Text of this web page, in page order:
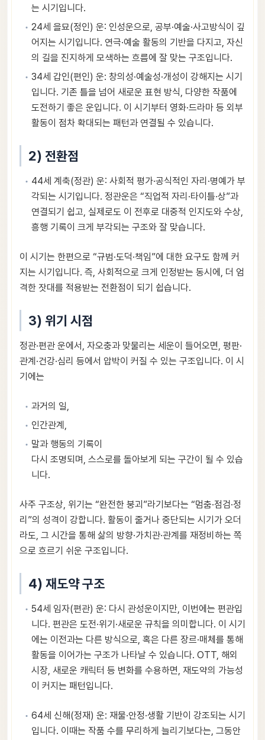
는 시기입니다.
24세 을묘(정인) 운: 인성운으로, 공부·예술·사고방식이 깊
어지는 시기입니다. 연극·예술 활동의 기반을 다지고, 자신
의 길을 진지하게 모색하는 흐름에 잘 맞는 구조입니다.
34세 갑인(편인) 운: 창의성·예술성·개성이 강해지는 시기
입니다. 기존 틀을 넘어 새로운 표현 방식, 다양한 작품에
도전하기 좋은 운입니다. 이 시기부터 영화·드라마 등 외부
활동이 점차 확대되는 패턴과 연결될 수 있습니다.
2) 전환점
44세 계축(정관) 운: 사회적 평가·공식적인 자리·명예가 부
각되는 시기입니다. 정관운은 “직업적 자리·타이틀·상”과
연결되기 쉽고, 실제로도 이 전후로 대중적 인지도와 수상,
흥행 기록이 크게 부각되는 구조와 잘 맞습니다.
이 시기는 한편으로 “규범·도덕·책임”에 대한 요구도 함께 커
지는 시기입니다. 즉, 사회적으로 크게 인정받는 동시에, 더 엄
격한 잣대를 적용받는 전환점이 되기 쉽습니다.
3) 위기 시점
정관·편관 운에서, 자오충과 맞물리는 세운이 들어오면, 평판·
관계·건강·심리 등에서 압박이 커질 수 있는 구조입니다. 이 시
기에는
과거의 일,
인간관계,
말과 행동의 기록이
다시 조명되며, 스스로를 돌아보게 되는 구간이 될 수 있습
니다.
사주 구조상, 위기는 “완전한 붕괴”라기보다는 “멈춤·점검·정
리”의 성격이 강합니다. 활동이 줄거나 중단되는 시기가 오더
라도, 그 시간을 통해 삶의 방향·가치관·관계를 재정비하는 쪽
으로 흐르기 쉬운 구조입니다.
4) 재도약 구조
54세 임자(편관) 운: 다시 관성운이지만, 이번에는 편관입
니다. 편관은 도전·위기·새로운 규칙을 의미합니다. 이 시기
에는 이전과는 다른 방식으로, 혹은 다른 장르·매체를 통해
활동을 이어가는 구조가 나타날 수 있습니다. OTT, 해외
시장, 새로운 캐릭터 등 변화를 수용하면, 재도약의 가능성
이 커지는 패턴입니다.
64세 신해(정재) 운: 재물·안정·생활 기반이 강조되는 시기
입니다. 이때는 작품 수를 무리하게 늘리기보다는, 그동안